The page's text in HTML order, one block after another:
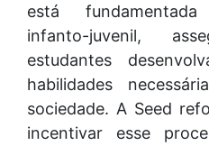
está
infanto-juvenil,
estudantes
habilidades
sociedade. A Seed
incentivar esse